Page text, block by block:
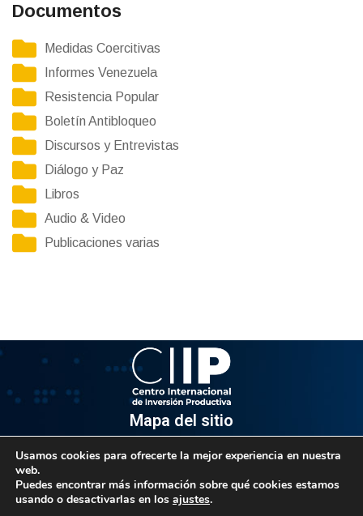
Documentos
Medidas Coercitivas
Informes Venezuela
Resistencia Popular
Boletín Antibloqueo
Discursos y Entrevistas
Diálogo y Paz
Libros
Audio & Video
Publicaciones varias
Mapa del sitio
Av. Venezuela, Edif. Epsilon Piso 3, Oficina 3-2, Sector el
Rosal, Chacao.
Usamos cookies para ofrecerte la mejor experiencia en nuestra
web.
Puedes encontrar más información sobre qué cookies estamos
usando o desactivarlas en los ajustes.